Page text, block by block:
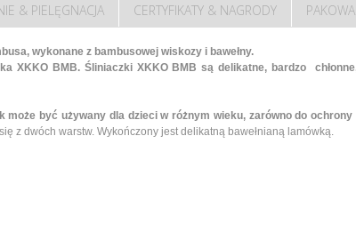
& PIELĘGNACJA CERTYFIKATY & NAGRODY
wykonane z bambusowej wiskozy i bawełny.
XKKO BMB. Śliniaczki XKKO BMB są delikatne, bardzo
być używany dla dzieci w różnym wieku, zarówno do
z dwóch warstw. Wykończony jest delikatną bawełnianą lamówką.